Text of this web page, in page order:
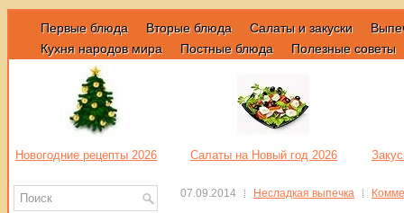
Первые блюда Вторые блюда Салаты и закуски
Кухня народов мира
Постные блюда Полезные советы
Новогодние рецепты 2026 Салаты на Новый год 2026
07.09.2014 Несладкая выпечка